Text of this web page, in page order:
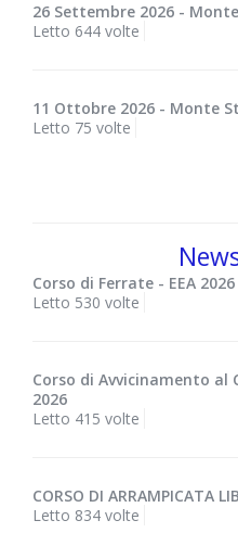
26 Settembre 2026 -
Letto 644 volte
11 Ottobre 2026 - Monte
Letto 75 volte
Corso di Ferrate - EEA 2026
Letto 530 volte
Corso di Avvicinamento al
2026
Letto 415 volte
CORSO DI ARRAMPICATA
Letto 834 volte